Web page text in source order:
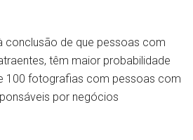
conclusão de que pessoas com
têm maior probabilidade
100 fotografias com pessoas com
por negócios